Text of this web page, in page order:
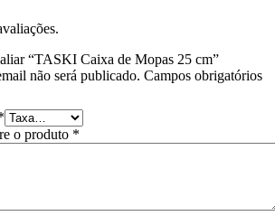
“TASKI Caixa de Mopas 25 cm”
não será publicado. Campos obrigatórios
o produto *